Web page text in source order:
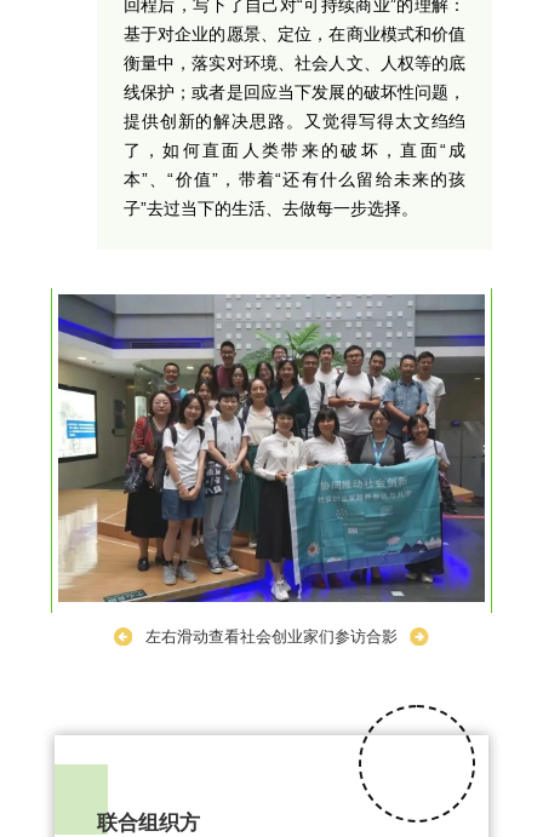
回程后，写下了自己对“可持续商业”的理解：
基于对企业的愿景、定位，在商业模式和价值
衡量中，落实对环境、社会人文、人权等的底
线保护；或者是回应当下发展的破坏性问题，
提供创新的解决思路。又觉得写得太文绉绉
了，如何直面人类带来的破坏，直面“成
本”、“价值”，带着“还有什么留给未来的孩
子”去过当下的生活、去做每一步选择。
左右滑动查看社会创业家们参访合影
联合组织方